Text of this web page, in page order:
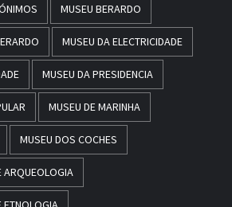
MUSEU BERARDO
MUSEU DA ELECTRICIDADE
MUSEU DA PRESIDENCIA
MUSEU DE MARINHA
MUSEU DOS COCHES
ARQUEOLOGIA